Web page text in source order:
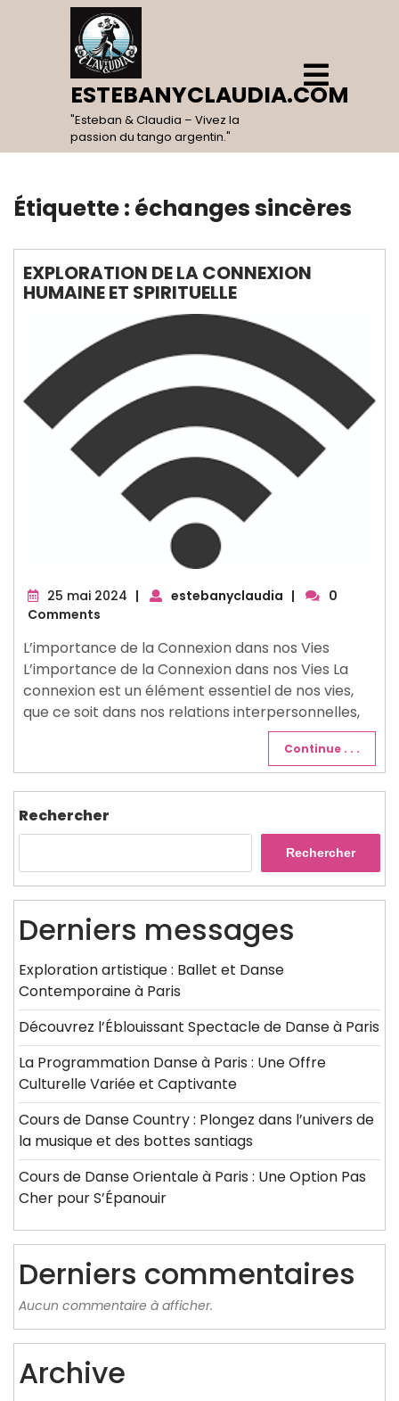
ESTEBANYCLAUDIA.COM
"Esteban & Claudia – Vivez la
passion du tango argentin."
Open
Menu
Étiquette : échanges sincères
EXPLORATION DE LA CONNEXION
HUMAINE ET SPIRITUELLE
25 mai 2024 25
| estebanyclaudia |
0
Comments
L’importance de la Connexion dans nos Vies
L’importance de la Connexion dans nos Vies La
connexion est un élément essentiel de nos vies,
que ce soit dans nos relations interpersonnelles,
Continue . . .
Rechercher
Rechercher
Derniers messages
Exploration artistique : Ballet et Danse
Contemporaine à Paris
Découvrez l’Éblouissant Spectacle de Danse à Paris
La Programmation Danse à Paris : Une Offre
Culturelle Variée et Captivante
Cours de Danse Country : Plongez dans l’univers de
la musique et des bottes santiags
Cours de Danse Orientale à Paris : Une Option Pas
Cher pour S’Épanouir
Derniers commentaires
Aucun commentaire à afficher.
Archive